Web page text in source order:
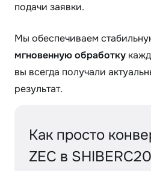
подачи заявки.
Мы обеспечиваем
мгновенную обработку
вы всегда получали
результат.
Как просто
ZEC в SHIBERC20